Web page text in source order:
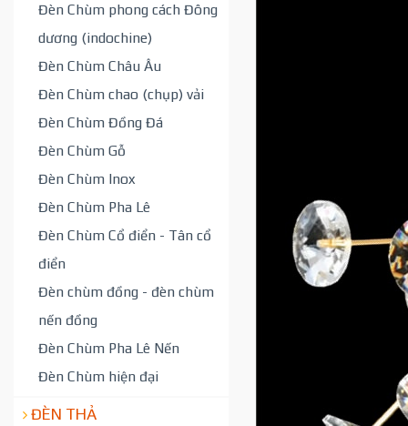
Đèn Chùm phong cách Đông
dương (indochine)
Đèn Chùm Châu Âu
Đèn Chùm chao (chụp) vải
Đèn Chùm Đồng Đá
Đèn Chùm Gỗ
Đèn Chùm Inox
Đèn Chùm Pha Lê
Đèn Chùm Cổ điển - Tân cổ
điển
Đèn chùm đồng - đèn chùm
nến đồng
Đèn Chùm Pha Lê Nến
Đèn Chùm hiện đại
ĐÈN THẢ